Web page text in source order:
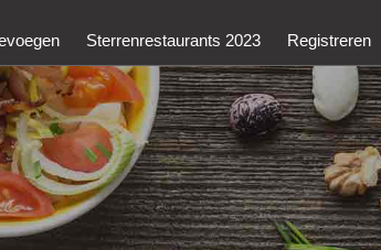
Sterrenrestaurants 2023 Registreren